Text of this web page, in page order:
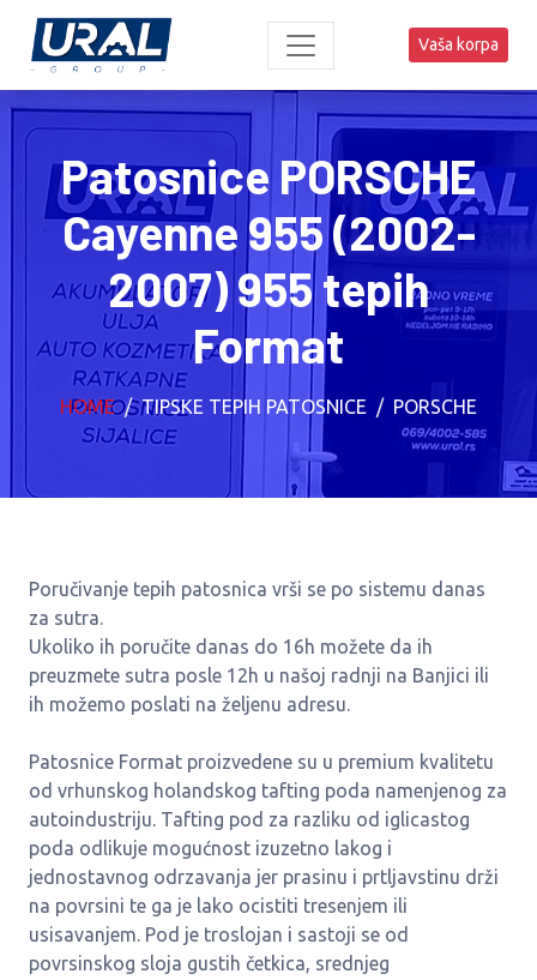
Vaša korpa
Patosnice PORSCHE
Cayenne 955 (2002-
2007) 955 tepih
Format
HOME TIPSKE TEPIH PATOSNICE PORSCHE
Poručivanje tepih patosnica vrši se po sistemu danas
za sutra.
Ukoliko ih poručite danas do 16h možete da ih
preuzmete sutra posle 12h u našoj radnji na Banjici ili
ih možemo poslati na željenu adresu.
Patosnice Format proizvedene su u premium kvalitetu
od vrhunskog holandskog tafting poda namenjenog za
autoindustriju. Tafting pod za razliku od iglicastog
poda odlikuje mogućnost izuzetno lakog i
jednostavnog odrzavanja jer prasinu i prtljavstinu drži
na povrsini te ga je lako ocistiti tresenjem ili
usisavanjem. Pod je troslojan i sastoji se od
povrsinskog sloja gustih četkica, srednjeg